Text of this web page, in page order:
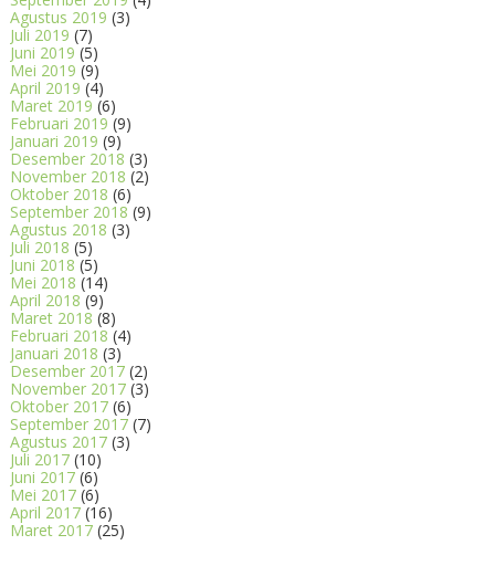
Agustus 2019 (3)
Juli 2019 (7)
Juni 2019 (5)
Mei 2019 (9)
April 2019 (4)
Maret 2019 (6)
Februari 2019 (9)
Januari 2019 (9)
Desember 2018 (3)
November 2018 (2)
Oktober 2018 (6)
September 2018 (9)
Agustus 2018 (3)
Juli 2018 (5)
Juni 2018 (5)
Mei 2018 (14)
April 2018 (9)
Maret 2018 (8)
Februari 2018 (4)
Januari 2018 (3)
Desember 2017(2)
November 2017(3)
Oktober 2017(6)
September 2017(7)
Agustus 2017(3)
Juli 2017(10)
Juni 2017(6)
Mei 2017(6)
April 2017(16)
Maret 2017(25)